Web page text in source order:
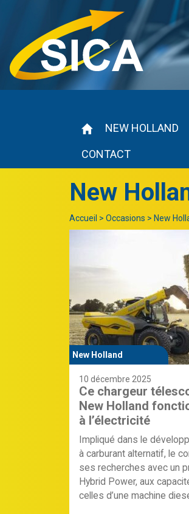
NEW HOLLAND
CONTACT
New
Accueil > Occasions > New
New Holland
10 décembre 2025
Ce chargeur
New Holland
à l’électricité
Impliqué dans le
à carburant alternatif, le
ses recherches avec un
Hybrid Power, aux
celles d’une machine